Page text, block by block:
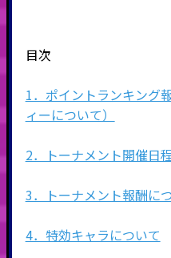
目次
1．ポイントランキング
ィーについて）
2．トーナメント開催日
3．トーナメント報酬に
4．特効キャラについて